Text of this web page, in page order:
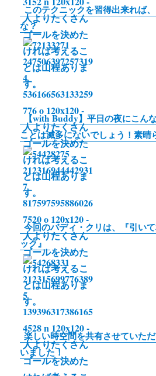
n
k
このテクニックを習得出来れば
な？
【with Buddy】平日の夜にこん
ことは滅多にないでしょう！素晴
今回のバディ・クリは、『引い
ック』
楽しい時空間を共有させていた
いました！